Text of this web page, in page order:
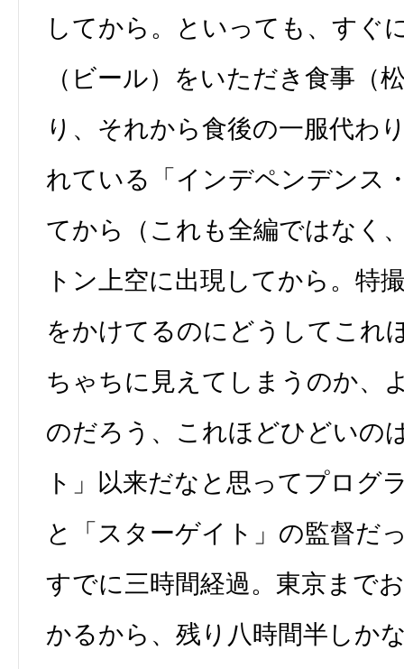
してから。といっても、すぐ
（ビール）をいただき食事（
り、それから食後の一服代わ
れている「インデペンデンス
てから（これも全編ではなく
トン上空に出現してから。特
をかけてるのにどうしてこれ
ちゃちに見えてしまうのか、
のだろう、これほどひどいの
ト」以来だなと思ってプログ
と「スターゲイト」の監督だ
すでに三時間経過。東京まで
かるから、残り八時間半しか